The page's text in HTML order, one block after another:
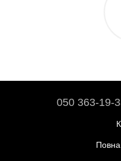
050 363-19-
Повна